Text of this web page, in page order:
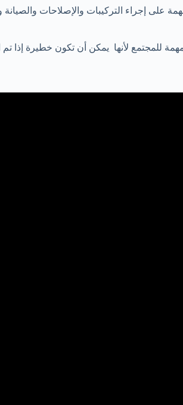
على إجراء التركيبات والإصلاحات
للمجتمع لأنها يمكن أن تكون خطيرة إذا